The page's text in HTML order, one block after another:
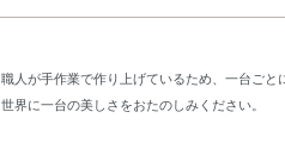
人が手作業で作り上げているため、一台ごと
界に一台の美しさをおたのしみください。